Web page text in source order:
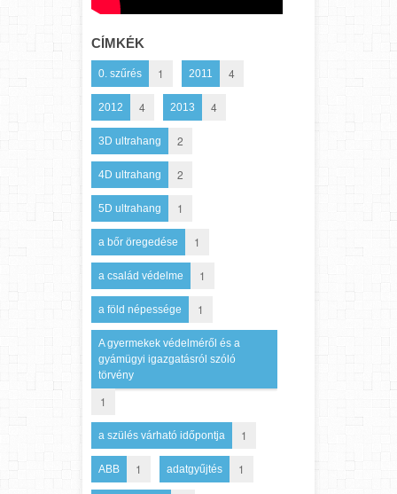
CÍMKÉK
0. szűrés 1 2011 4
2012 4 2013 4
3D ultrahang 2
4D ultrahang 2
5D ultrahang 1
a bőr öregedése 1
a család védelme 1
a föld népessége 1
A gyermekek védelméről és a
gyámügyi igazgatásról szóló
törvény
1
a szülés várható időpontja 1
ABB 1 adatgyűjtés 1